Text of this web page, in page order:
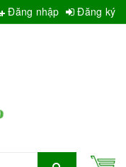
Đăng nhập Đăng ký